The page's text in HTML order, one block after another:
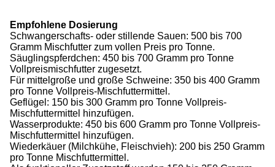
Empfohlene Dosierung
Schwangerschafts- oder stillende Sauen: 500 bis 700
Gramm Mischfutter zum vollen Preis pro Tonne.
Säuglingspferdchen: 450 bis 700 Gramm pro Tonne
Vollpreismischfutter zugesetzt.
Für mittelgroße und große Schweine: 350 bis 400 Gramm
pro Tonne Vollpreis-Mischfuttermittel.
Geflügel: 150 bis 300 Gramm pro Tonne Vollpreis-
Mischfuttermittel hinzufügen.
Wasserprodukte: 450 bis 600 Gramm pro Tonne Vollpreis-
Mischfuttermittel hinzufügen.
Wiederkäuer (Milchkühe, Fleischvieh): 200 bis 250 Gramm
pro Tonne Mischfuttermittel.